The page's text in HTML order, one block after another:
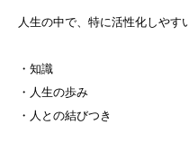
人生の中で、特に活性化しやす
・知識
・人生の歩み
・人との結びつき